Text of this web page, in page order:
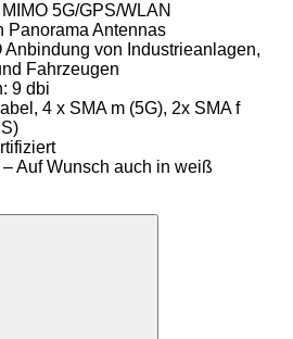
5G/GPS/WLAN
Panorama Antennas
Anbindung von Industrieanlagen,
Fahrzeugen
9 dbi
4 x SMA m (5G), 2x SMA f
Auf Wunsch auch in weiß